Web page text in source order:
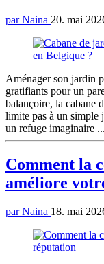
par Naina 20. mai
Aménager son jardin
gratifiants pour un
balançoire, la cabane
limite pas à un simple
un refuge imaginaire ...
Comment la
améliore
par Naina 18. mai